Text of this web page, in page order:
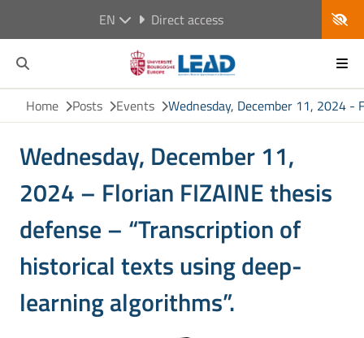
EN Direct access
Home Posts Events Wednesday, December 11, 2024 -
Wednesday, December 11,
2024 – Florian FIZAINE thesis
defense – “Transcription of
historical texts using deep-
learning algorithms”.